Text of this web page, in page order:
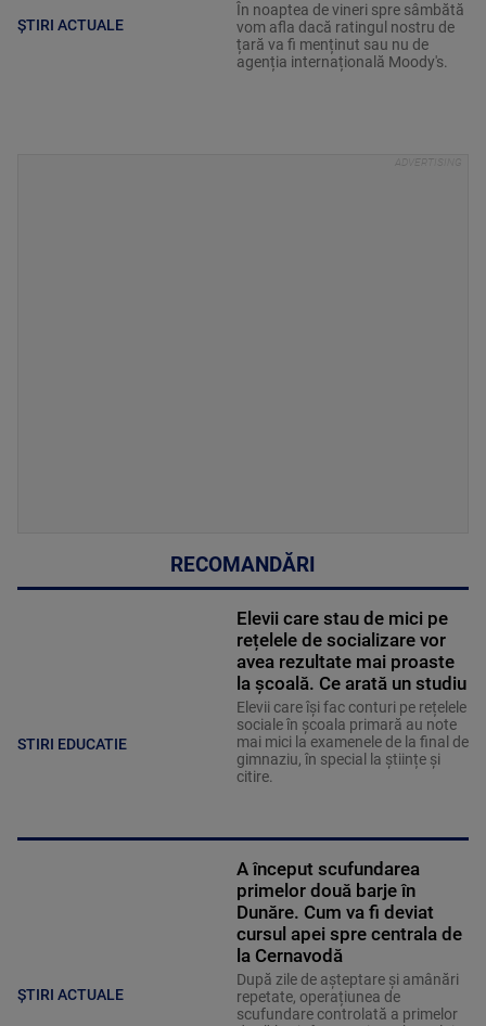
ȘTIRI ACTUALE
În noaptea de vineri spre sâmbătă
vom afla dacă ratingul nostru de
țară va fi menținut sau nu de
agenția internațională Moody's.
RECOMANDĂRI
STIRI EDUCATIE
Elevii care stau de mici pe
rețelele de socializare vor
avea rezultate mai proaste
la școală. Ce arată un studiu
Elevii care îşi fac conturi pe rețelele
sociale în școala primară au note
mai mici la examenele de la final de
gimnaziu, în special la științe și
citire.
ȘTIRI ACTUALE
A început scufundarea
primelor două barje în
Dunăre. Cum va fi deviat
cursul apei spre centrala de
la Cernavodă
După zile de așteptare și amânări
repetate, operațiunea de
scufundare controlată a primelor